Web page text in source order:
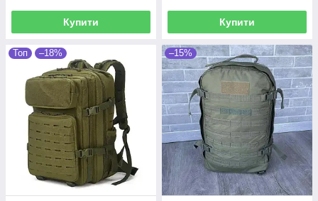
Купити Купити
Топ –18% –15%